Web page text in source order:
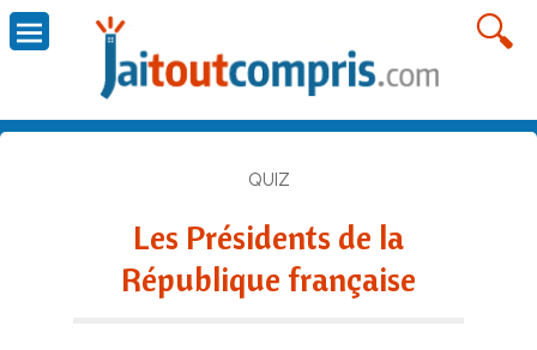
QUIZ
Les Présidents de la
République française